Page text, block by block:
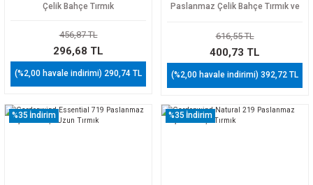
Çelik Bahçe Tırmık
456,87 TL
296,68 TL
(%2,00 havale indirimi) 290,74 TL
Paslanmaz Çelik Bahçe Tırmık ve
616,55 TL
400,73 TL
(%2,00 havale indirimi) 392,72 TL
%35 İndirim %35 İndirim